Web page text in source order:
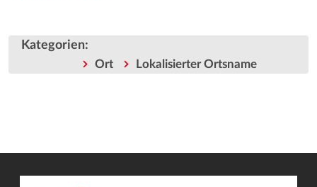
Kategorien:
Ort Lokalisierter Ortsname